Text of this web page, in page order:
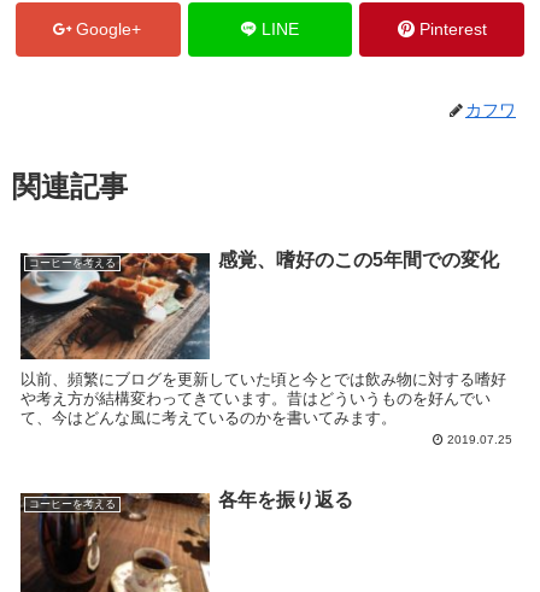
Google+ LINE Pinterest
カフワ
関連記事
コーヒーを考える 感覚、嗜好のこの5年間での変化
以前、頻繁にブログを更新していた頃と今とでは飲み物に対する嗜好
や考え方が結構変わってきています。昔はどういうものを好んでい
て、今はどんな風に考えているのかを書いてみます。
2019.07.25
コーヒーを考える 各年を振り返る